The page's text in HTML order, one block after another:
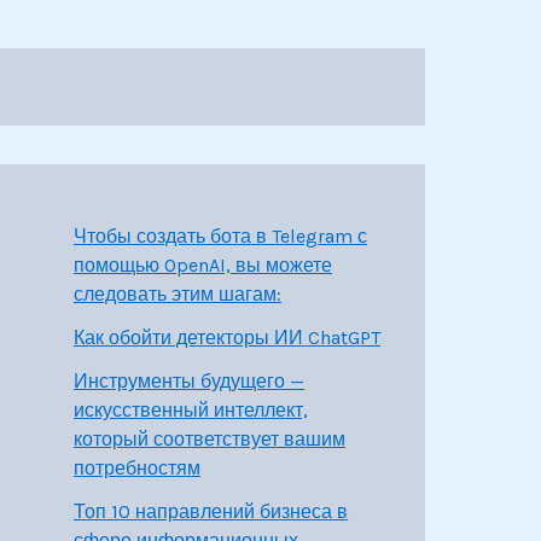
Чтобы создать бота в Telegram с
помощью OpenAI, вы можете
следовать этим шагам:
Как обойти детекторы ИИ ChatGPT
Инструменты будущего —
искусственный интеллект,
который соответствует вашим
потребностям
Топ 10 направлений бизнеса в